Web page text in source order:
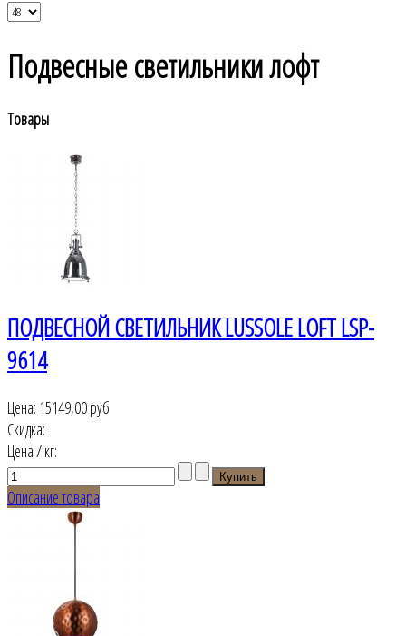
Подвесные светильники лофт
Товары
ПОДВЕСНОЙ СВЕТИЛЬНИК LUSSOLE LOFT LSP-
9614
Цена: 15149,00 руб
Скидка:
Цена / кг:
Описание товара